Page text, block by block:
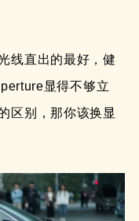
线直出的最好，健
显得不够立
区别，那你该换显